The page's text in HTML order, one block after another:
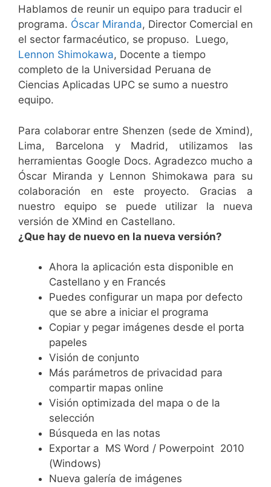
Hablamos de reunir un equipo para traducir el
programa. Óscar Miranda, Director Comercial en
el sector farmacéutico, se propuso. Luego,
Lennon Shimokawa, Docente a tiempo
completo de la Universidad Peruana de
Ciencias Aplicadas UPC se sumo a nuestro
equipo.
Para colaborar entre Shenzen (sede de Xmind),
Lima, Barcelona y Madrid, utilizamos las
herramientas Google Docs. Agradezco mucho a
Óscar Miranda y Lennon Shimokawa para su
colaboración en este proyecto. Gracias a
nuestro equipo se puede utilizar la nueva
versión de XMind en Castellano.
¿Que hay de nuevo en la nueva versión?
Ahora la aplicación esta disponible en
Castellano y en Francés
Puedes configurar un mapa por defecto
que se abre a iniciar el programa
Copiar y pegar imágenes desde el porta
papeles
Visión de conjunto
Más parámetros de privacidad para
compartir mapas online
Visión optimizada del mapa o de la
selección
Búsqueda en las notas
Exportar a MS Word / Powerpoint 2010
(Windows)
Nueva galería de imágenes